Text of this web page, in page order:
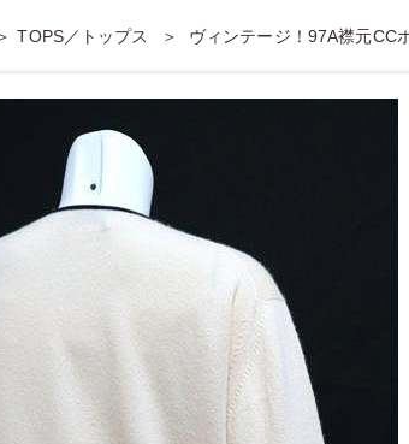
TOPS／トップス ヴィンテージ！97A襟元CC